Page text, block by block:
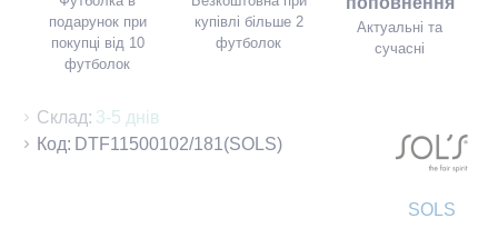
подарунок при
покупці від 10
футболок
купівлі більше 2
футболок
Актуальні та
сучасні
Склад: 3-5 днів
Код: DTF11500102/181(SOLS)
SOLS